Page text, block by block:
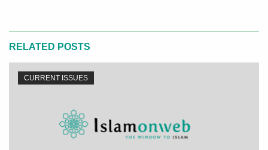
RELATED POSTS
CURRENT ISSUES